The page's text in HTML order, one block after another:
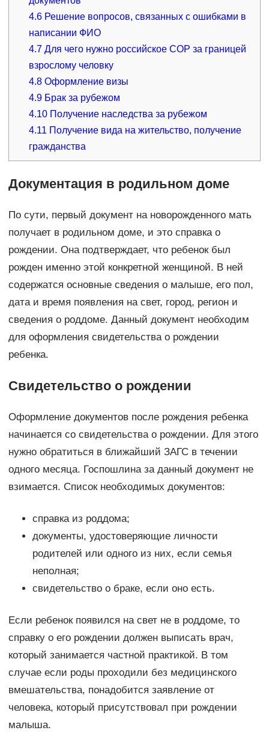
4.6 Решение вопросов, связанных с ошибками в
написании ФИО
4.7 Для чего нужно российское СОР за границей
взрослому человку
4.8 Оформление визы
4.9 Брак за рубежом
4.10 Получение наследства за рубежом
4.11 Получение вида на жительство, получение
гражданства
Документация в родильном доме
По сути, первый документ на новорожденного мать
получает в родильном доме, и это справка о
рождении. Она подтверждает, что ребенок был
рожден именно этой конкретной женщиной. В ней
содержатся основные сведения о малыше, его пол,
дата и время появления на свет, город, регион и
сведения о роддоме. Данный документ необходим
для оформления свидетельства о рождении
ребенка.
Свидетельство о рождении
Оформление документов после рождения ребенка
начинается со свидетельства о рождении. Для этого
нужно обратиться в ближайший ЗАГС в течении
одного месяца. Госпошлина за данный документ не
взимается. Список необходимых документов:
справка из роддома;
документы, удостоверяющие личности
родителей или одного из них, если семья
неполная;
свидетельство о браке, если оно есть.
Если ребенок появился на свет не в роддоме, то
справку о его рождении должен выписать врач,
который занимается частной практикой. В том
случае если роды проходили без медицинского
вмешательства, понадобится заявление от
человека, который присутствовал при рождении
малыша.